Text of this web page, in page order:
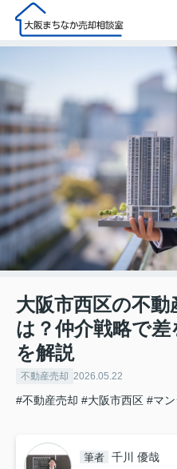
大阪市西区の不
は？仲介戦略で
を解説
不動産売却 2026.05.22
#不動産売却 #大阪市西区 #マ
筆者 千川 優哉